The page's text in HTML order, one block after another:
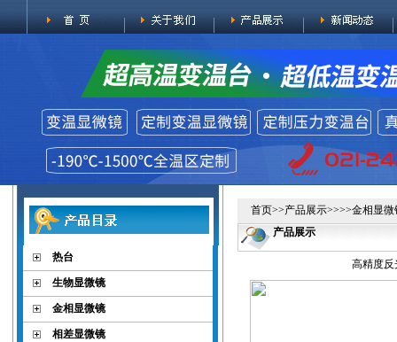
热台
生物显微镜
金相显微镜
相差显微镜
首页>>产品展示>>>>金相显微
产品展示
高精度反